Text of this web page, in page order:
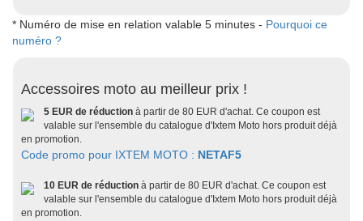
* Numéro de mise en relation valable 5 minutes - Pourquoi ce
numéro ?
Accessoires moto au meilleur prix !
5 EUR de réduction à partir de 80 EUR d'achat. Ce coupon est
valable sur l'ensemble du catalogue d'Ixtem Moto hors produit déjà
en promotion.
Code promo pour IXTEM MOTO : NETAF5
10 EUR de réduction à partir de 80 EUR d'achat. Ce coupon est
valable sur l'ensemble du catalogue d'Ixtem Moto hors produit déjà
en promotion.